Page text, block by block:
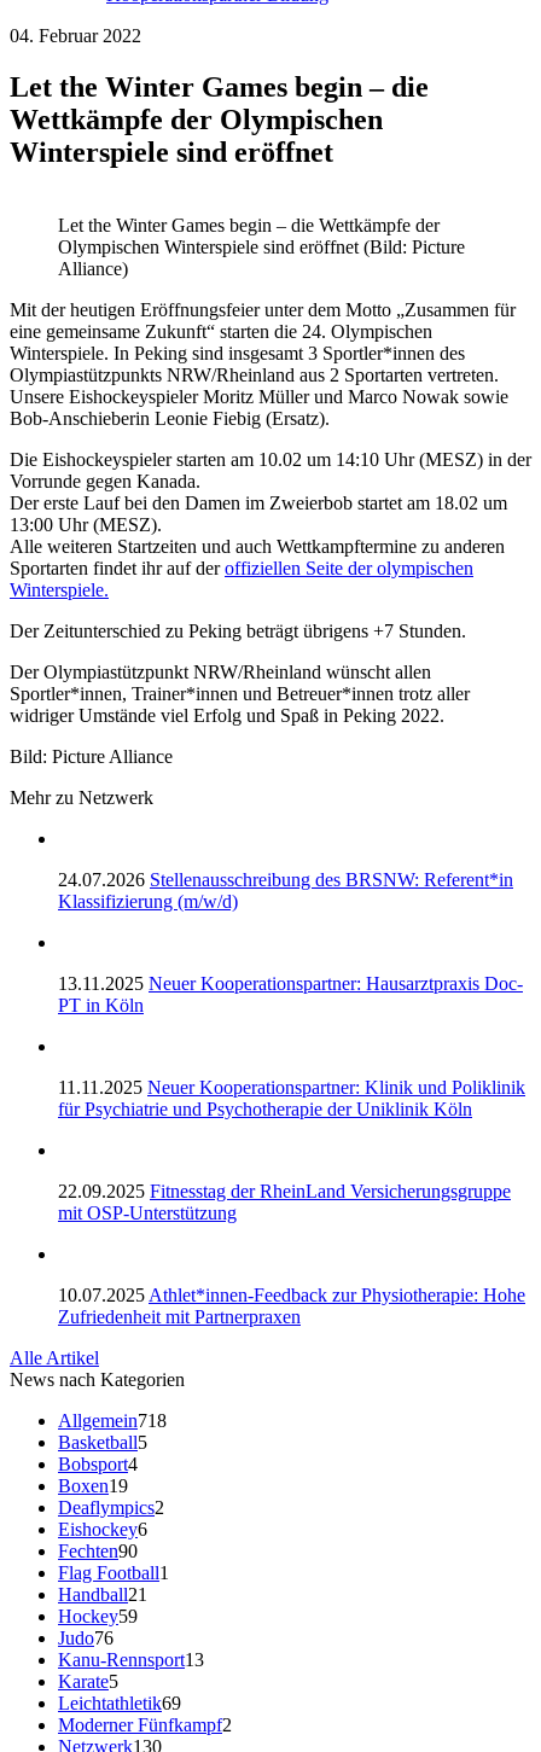
04. Februar 2022
Let the Winter Games begin – die
Wettkämpfe der Olympischen
Winterspiele sind eröffnet
Let the Winter Games begin – die Wettkämpfe der
Olympischen Winterspiele sind eröffnet (Bild: Picture
Alliance)
Mit der heutigen Eröffnungsfeier unter dem Motto „Zusammen für
eine gemeinsame Zukunft“ starten die 24. Olympischen
Winterspiele. In Peking sind insgesamt 3 Sportler*innen des
Olympiastützpunkts NRW/Rheinland aus 2 Sportarten vertreten.
Unsere Eishockeyspieler Moritz Müller und Marco Nowak sowie
Bob-Anschieberin Leonie Fiebig (Ersatz).
Die Eishockeyspieler starten am 10.02 um 14:10 Uhr (MESZ) in der
Vorrunde gegen Kanada.
Der erste Lauf bei den Damen im Zweierbob startet am 18.02 um
13:00 Uhr (MESZ).
Alle weiteren Startzeiten und auch Wettkampftermine zu anderen
Sportarten findet ihr auf deroffiziellen Seite der olympischen
Winterspiele.
Der Zeitunterschied zu Peking beträgt übrigens +7 Stunden.
Der Olympiastützpunkt NRW/Rheinland wünscht allen
Sportler*innen, Trainer*innen und Betreuer*innen trotz aller
widriger Umstände viel Erfolg und Spaß in Peking 2022.
Bild: Picture Alliance
Mehr zu Netzwerk
24.07.2026 Stellenausschreibung des BRSNW: Referent*in
Klassifizierung (m/w/d)
13.11.2025 Neuer Kooperationspartner: Hausarztpraxis Doc-
PT in Köln
11.11.2025 Neuer Kooperationspartner: Klinik und Poliklinik
für Psychiatrie und Psychotherapie der Uniklinik Köln
22.09.2025 Fitnesstag der RheinLand Versicherungsgruppe
mit OSP-Unterstützung
10.07.2025 Athlet*innen-Feedback zur Physiotherapie: Hohe
Zufriedenheit mit Partnerpraxen
Alle Artikel
News nach Kategorien
Allgemein718
Basketball5
Bobsport4
Boxen19
Deaflympics2
Eishockey6
Fechten90
Flag Football1
Handball21
Hockey59
Judo76
Kanu-Rennsport13
Karate5
Leichtathletik69
Moderner Fünfkampf2
Netzwerk130